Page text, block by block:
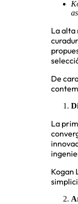
La alta
De
La
Kogan